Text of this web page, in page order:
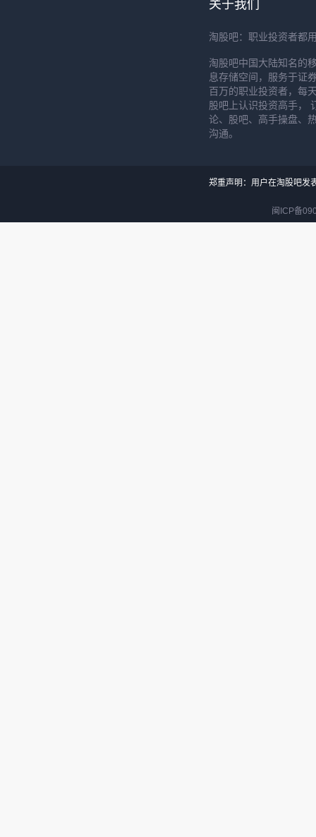
关于我们
淘股吧：职业投资者都
淘股吧中国大陆知名的
息存储空间，服务于证
百万的职业投资者，每
股吧上认识投资高手，
论、股吧、高手操盘、
沟通。
郑重声明：用户在淘股吧发
闽ICP备